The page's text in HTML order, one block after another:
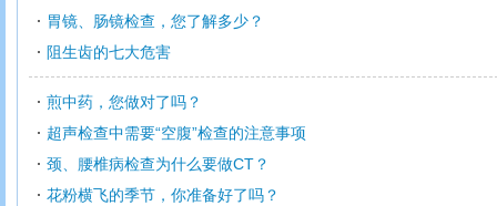
胃镜、肠镜检查，您了解多少？
阻生齿的七大危害
煎中药，您做对了吗？
超声检查中需要“空腹”检查的注意事项
颈、腰椎病检查为什么要做CT？
花粉横飞的季节，你准备好了吗？